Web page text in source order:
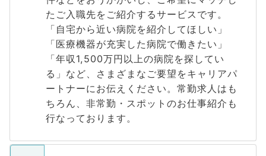
たご入職先をご紹介するサービスです。
「自宅から近い病院を紹介してほしい」
「医療機器が充実した病院で働きたい」
「年収1,500万円以上の病院を探してい
る」など、さまざまなご要望をキャリアパ
ートナーにお伝えください。常勤求人はも
ちろん、非常勤・スポットのお仕事紹介も
行なっております。